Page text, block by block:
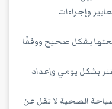
وإجراءات
بشكل صحيح ووفقًا
بشكل يومي وإعداد
الصحية لا تقل عن